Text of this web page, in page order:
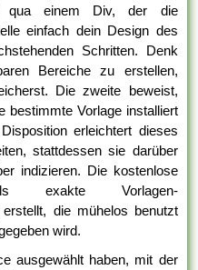
qua einem Div, der die
einfach dein Design des
Schritten. Denk
Bereiche zu erstellen,
Die zweite beweist,
bestimmte Vorlage installiert
erleichtert dieses
stattdessen sie darüber
indizieren. Die kostenlose
exakte Vorlagen-
erstellt, die mühelos benutzt
wird.
ausgewählt haben, mit der